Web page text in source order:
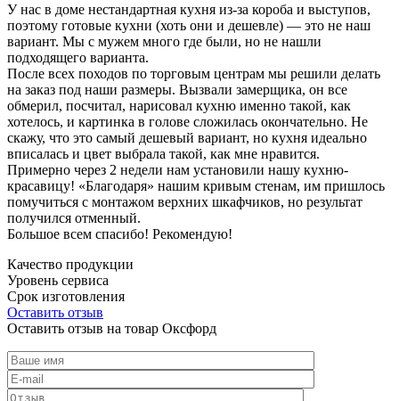
У нас в доме нестандартная кухня из-за короба и выступов,
поэтому готовые кухни (хоть они и дешевле) — это не наш
вариант. Мы с мужем много где были, но не нашли
подходящего варианта.
После всех походов по торговым центрам мы решили делать
на заказ под наши размеры. Вызвали замерщика, он все
обмерил, посчитал, нарисовал кухню именно такой, как
хотелось, и картинка в голове сложилась окончательно. Не
скажу, что это самый дешевый вариант, но кухня идеально
вписалась и цвет выбрала такой, как мне нравится.
Примерно через 2 недели нам установили нашу кухню-
красавицу! «Благодаря» нашим кривым стенам, им пришлось
помучиться с монтажом верхних шкафчиков, но результат
получился отменный.
Большое всем спасибо! Рекомендую!
Качество продукции
Уровень сервиса
Срок изготовления
Оставить отзыв
Оставить отзыв на товар Оксфорд